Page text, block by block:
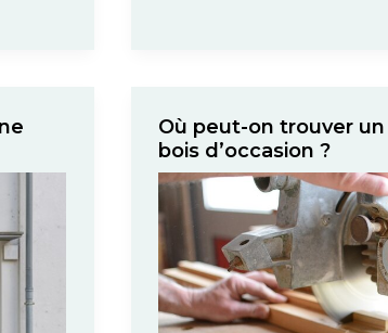
Où peut-on trouver
bois d’occasion ?